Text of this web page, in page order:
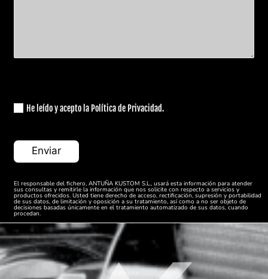
He leído y acepto la Política de Privacidad.
El responsable del fichero, ANTUÑA KUSTOM S.L., usará esta información para atender
sus consultas y remitirle la información que nos solicite con respecto a servicios y
productos ofrecidos. Usted tiene derecho de acceso, rectificación, supresión y portabilidad
de sus datos, de limitación y oposición a su tratamiento, así como a no ser objeto de
decisiones basadas únicamente en el tratamiento automatizado de sus datos, cuando
procedan.